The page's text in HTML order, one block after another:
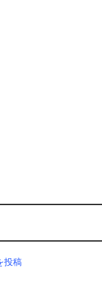
投稿